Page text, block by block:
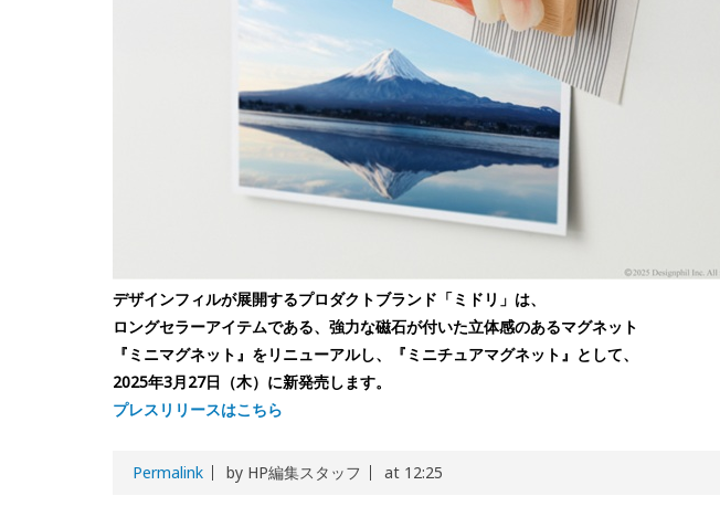
デザインフィルが展開するプロダクトブランド「ミドリ」は、
ロングセラーアイテムである、強力な磁石が付いた立体感のあるマグネット
『ミニマグネット』をリニューアルし、『ミニチュアマグネット』として、
2025年3月27日（木）に新発売します。
プレスリリースはこちら
Permalink by HP編集スタッフ at 12:25